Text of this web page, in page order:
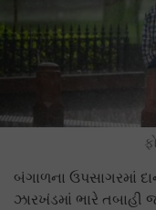
બંગાળના ઉપસાગરમાં
ઝારખંડમાં ભારે તબાહી